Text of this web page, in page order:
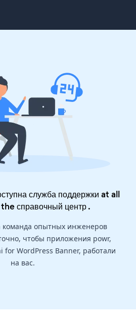
служба поддержки at all
theсправочный центр.
команда опытных инженеров
чтобы приложения powr,
for WordPress Banner, работали
на вас.